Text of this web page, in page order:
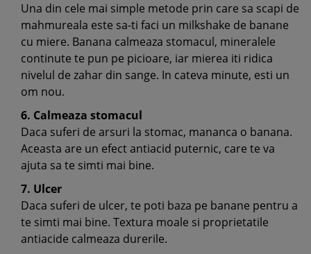
Una din cele mai simple metode prin care sa scapi de
mahmureala este sa-ti faci un milkshake de banane
cu miere. Banana calmeaza stomacul, mineralele
continute te pun pe picioare, iar mierea iti ridica
nivelul de zahar din sange. In cateva minute, esti un
om nou.
6. Calmeaza stomacul
Daca suferi de arsuri la stomac, mananca o banana.
Aceasta are un efect antiacid puternic, care te va
ajuta sa te simti mai bine.
7. Ulcer
Daca suferi de ulcer, te poti baza pe banane pentru a
te simti mai bine. Textura moale si proprietatile
antiacide calmeaza durerile.